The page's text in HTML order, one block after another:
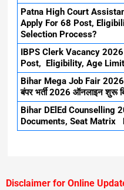
Patna High Court
Apply For 68 Post,
Selection Process?
IBPS Clerk Vacancy
Post, Eligibility, Age
Bihar Mega Job Fair 2026 :
बंपर भर्ती 2026 ऑनलाइन शुरू
Bihar DElEd Counselling
Documents, Seat Matrix
Disclaimer for Online